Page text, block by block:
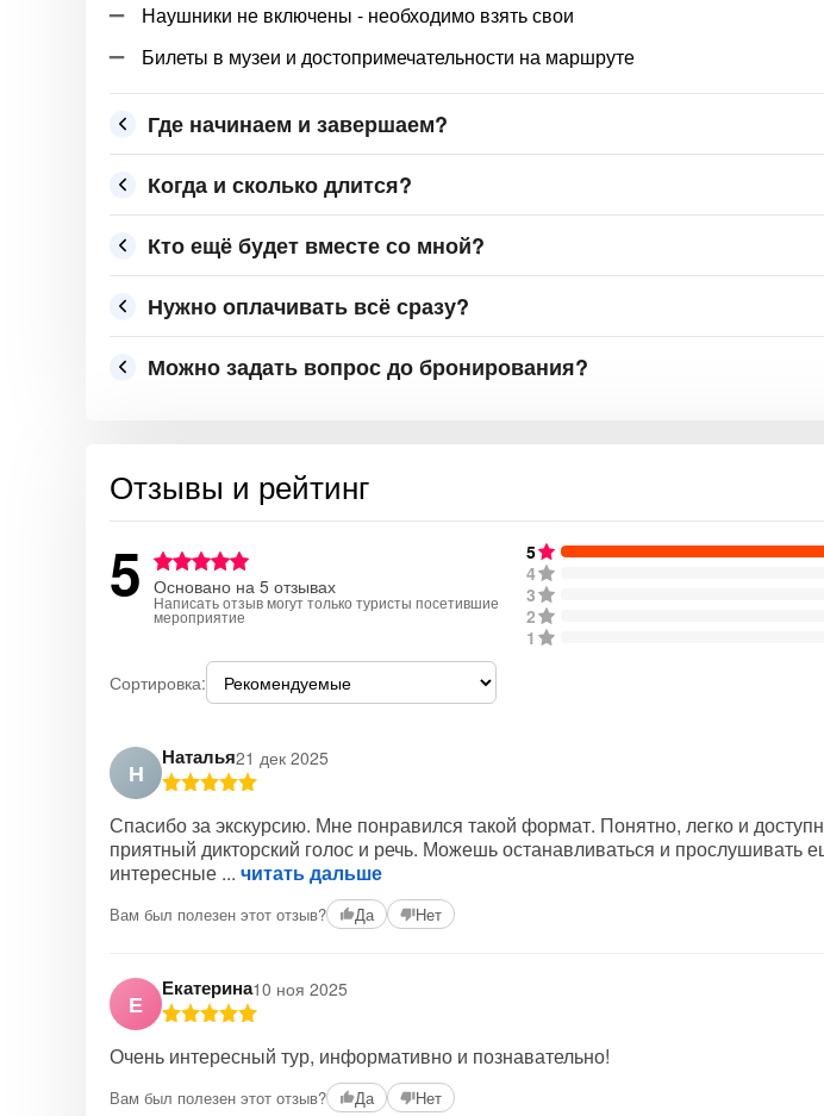
Наушники не включены - необходимо взять свои
Билеты в музеи и достопримечательности на маршруте
Где начинаем и завершаем?
Когда и сколько длится?
Кто ещё будет вместе со мной?
Нужно оплачивать всё сразу?
Можно задать вопрос до бронирования?
Отзывы и рейтинг
5 Основано на 5 отзывах
Написать отзыв могут только туристы посетившие
мероприятие
5
4
3
2
1
Сортировка:
Н
Наталья21 дек 2025
Спасибо за экскурсию. Мне понравился такой формат. Понятно, легко и
приятный дикторский голос и речь. Можешь останавливаться и прослушивать
интересные
читать дальше
Вам был полезен этот отзыв? Да Нет
Е
Екатерина10 ноя 2025
Очень интересный тур, информативно и познавательно!
Вам был полезен этот отзыв? Да Нет